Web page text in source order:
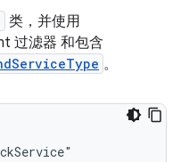
类，并使用
过滤器 和包含
。